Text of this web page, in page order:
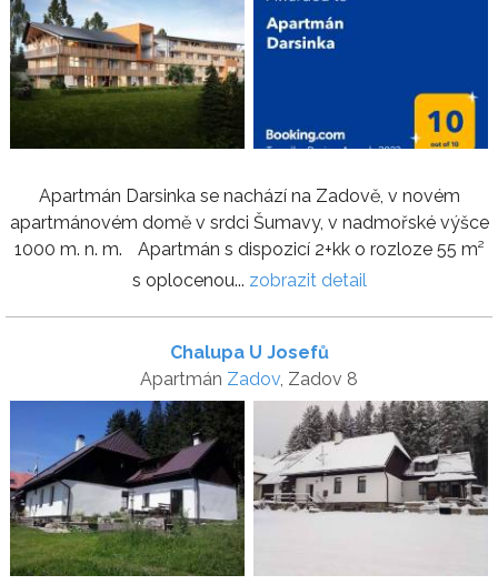
Apartmán Darsinka se nachází na Zadově, v novém
apartmánovém domě v srdci Šumavy, v nadmořské výšce
1000 m. n. m. Apartmán s dispozicí 2+kk o rozloze 55 m²
s oplocenou... zobrazit detail
Chalupa U Josefů
Apartmán Zadov , Zadov 8